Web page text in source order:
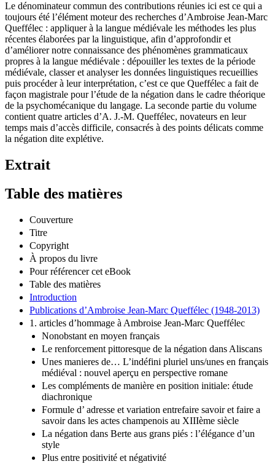
Le dénominateur commun des contributions réunies ici est ce qui a
toujours été l’élément moteur des recherches d’Ambroise Jean-Marc
Queffélec : appliquer à la langue médiévale les méthodes les plus
récentes élaborées par la linguistique, afin d’approfondir et
d’améliorer notre connaissance des phénomènes grammaticaux
propres à la langue médiévale : dépouiller les textes de la période
médiévale, classer et analyser les données linguistiques recueillies
puis procéder à leur interprétation, c’est ce que Queffélec a fait de
façon magistrale pour l’étude de la négation dans le cadre théorique
de la psychomécanique du langage. La seconde partie du volume
contient quatre articles d’A. J.-M. Queffélec, novateurs en leur
temps mais d’accès difficile, consacrés à des points délicats comme
la négation dite explétive.
Extrait
Table des matières
Couverture
Titre
Copyright
À propos du livre
Pour référencer cet eBook
Table des matières
Introduction
Publications d’Ambroise Jean-­Marc Queffélec (1948-2013)
1. articles d’hommage à Ambroise Jean-Marc Queffélec
Nonobstant en moyen français
Le renforcement pittoresque de la négation dans Aliscans
Unes manieres de… L’indéfini pluriel uns/unes en français
médiéval : nouvel aperçu en perspective romane
Les compléments de manière en position initiale: étude
diachronique
Formule d’ adresse et variation entrefaire savoir et faire a
savoir dans les actes champenois au XIIIème siècle
La négation dans Berte aus grans piés : l’élégance d’un
style
Plus entre positivité et négativité